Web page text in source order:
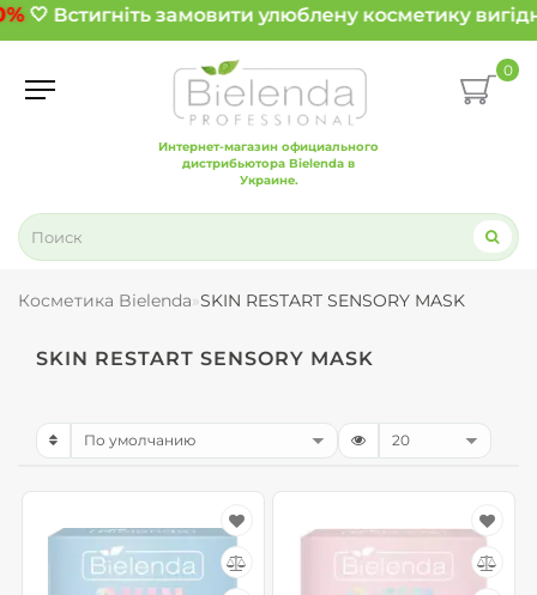
🤍 Встигніть замовити улюблену косметику
Интернет-магазин официального
дистрибьютора Bielenda в
Украине.
0
Косметика Bielenda SKIN RESTART SENSORY MASK
SKIN RESTART SENSORY MASK